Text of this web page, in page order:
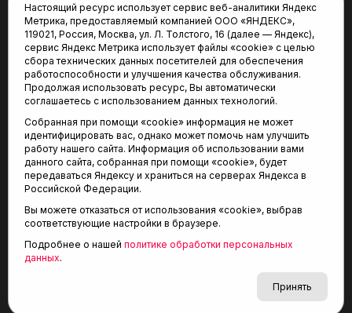
Редакция:
625035, Тюмень, пр. Геологоразведчиков, 28А
(3452) 68-22-28
tum-arena@mail.ru
Отдел продаж:
(3452) 68-89-78
kotovaev@sibinformburo.ru
© 2001-2026 Агентство спортивных новостей
Настоящий ресурс использует сервис веб-аналитики Яндекс
Метрика, предоставляемый компанией ООО «ЯНДЕКС»,
119021, Россия, Москва, ул. Л. Толстого, 16 (далее — Яндекс),
сервис Яндекс Метрика использует файлы «cookie» с целью
сбора технических данных посетителей для обеспечения
работоспособности и улучшения качества обслуживания.
Продолжая использовать ресурс, Вы автоматически
соглашаетесь с использованием данных технологий.
Собранная при помощи «cookie» информация не может
идентифицировать вас, однако может помочь нам улучшить
работу нашего сайта. Информация об использовании вами
данного сайта, собранная при помощи «cookie», будет
передаваться Яндексу и храниться на серверах Яндекса в
Российской Федерации.
Вы можете отказаться от использования «cookie», выбрав
соответствующие настройки в браузере.
Подробнее о нашей политике обработки персональных
данных.
Принять